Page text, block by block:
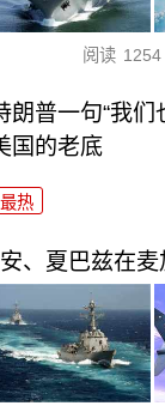
阅读 1254
朗普一句“我们
国的老底
最热
、夏巴兹在麦